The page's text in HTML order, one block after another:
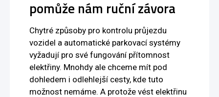
pomůže nám ruční závora
Chytré způsoby pro kontrolu průjezdu
vozidel a automatické parkovací systémy
vyžadují pro své fungování přítomnost
elektřiny. Mnohdy ale chceme mít pod
dohledem i odlehlejší cesty, kde tuto
možnost nemáme. A protože vést elektřinu